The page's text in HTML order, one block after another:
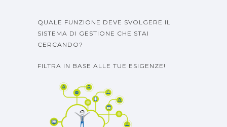
QUALE FUNZIONE DEVE SVOLGERE IL
SISTEMA DI GESTIONE CHE STAI
CERCANDO?
FILTRA IN BASE ALLE TUE ESIGENZE!